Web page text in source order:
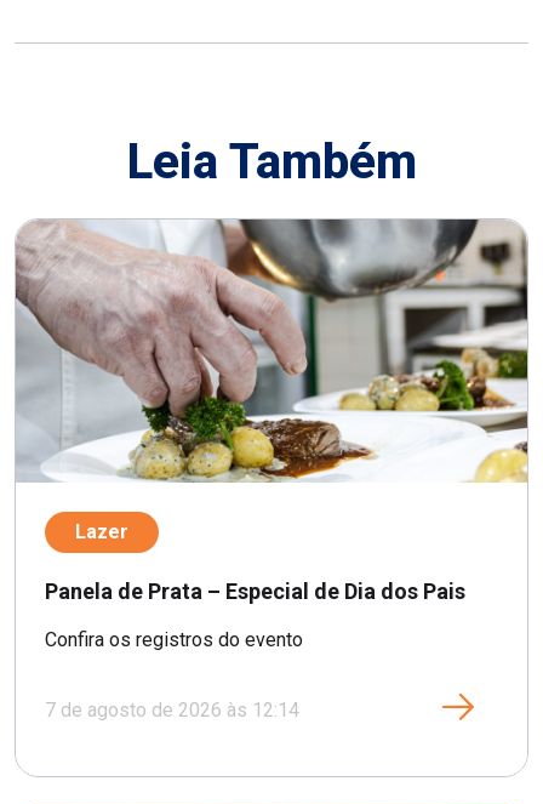
Leia Também
Lazer
Panela de Prata – Especial de Dia dos Pais
Confira os registros do evento
7 de agosto de 2026 às 12:14